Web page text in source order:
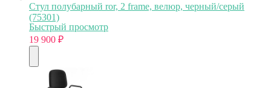
Стул полубарный ror, 2 frame, велюр, черный/серый
(75301)
Быстрый просмотр
19 900 ₽